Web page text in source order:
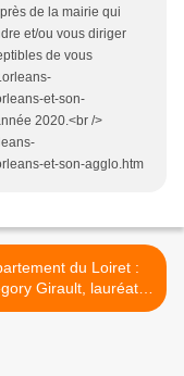
de la mairie qui
et/ou vous diriger
de vous
et-son-
2020.<br />
et-son-agglo.htm
du Loiret :
Girault, lauréat
Prix départemental